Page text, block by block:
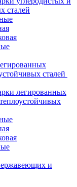
сталей
сталей
легированных
и